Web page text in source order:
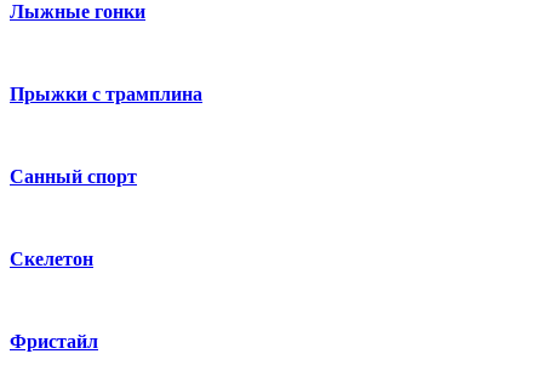
Лыжные гонки
Прыжки с трамплина
Санный спорт
Скелетон
Фристайл